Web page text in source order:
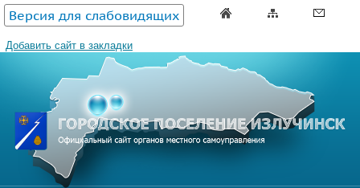
Версия для слабовидящих
Добавить сайт в закладки